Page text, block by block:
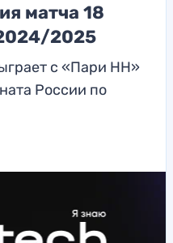
матча 18
2025
с «Пари НН»
России по